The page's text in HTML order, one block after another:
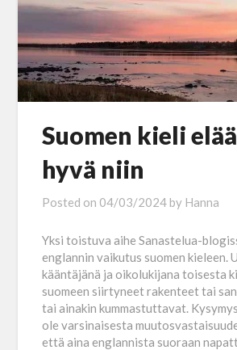
Suomen kieli
hyvä niin
Posted on 04/03/2024 by Hanna
Yksi toistuva aihe Sanastelua-
englannin vaikutus suomen kieleen.
kääntäjänä ja oikolukijana toisesta
suomeen siirtyneet rakenteet tai
tai ainakin kummastuttavat.
ole varsinaisesta
että aina englannista suoraan